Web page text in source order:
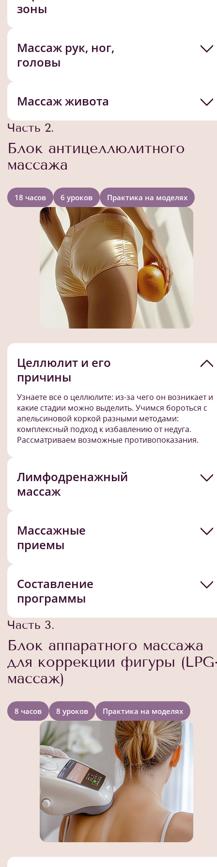
зоны
Массаж рук, ног,
головы
Массаж живота
Часть 2.
Блок антицеллюлитного
массажа
18 часов 6 уроков Практика на моделях
Целлюлит и его
причины
Узнаете все о целлюлите: из-за чего он возникает и
какие стадии можно выделить. Учимся бороться с
апельсиновой коркой разными методами:
комплексный подход к избавлению от недуга.
Рассматриваем возможные противопоказания.
Лимфодренажный
массаж
Массажные
приемы
Составление
программы
Часть 3.
Блок аппаратного массажа
для коррекции фигуры
массаж)
8 часов 8 уроков Практика на моделях